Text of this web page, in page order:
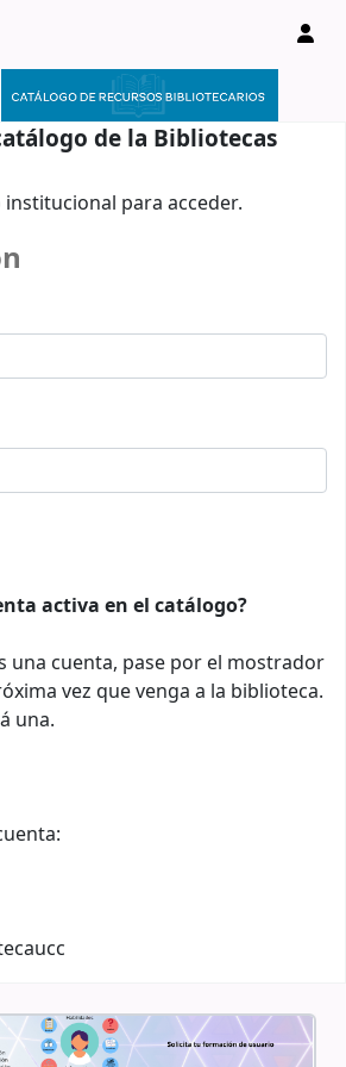
de la Bibliotecas
para acceder.
activa en el catálogo?
una cuenta, pase por el mostrador
vez que venga a la biblioteca.
una.